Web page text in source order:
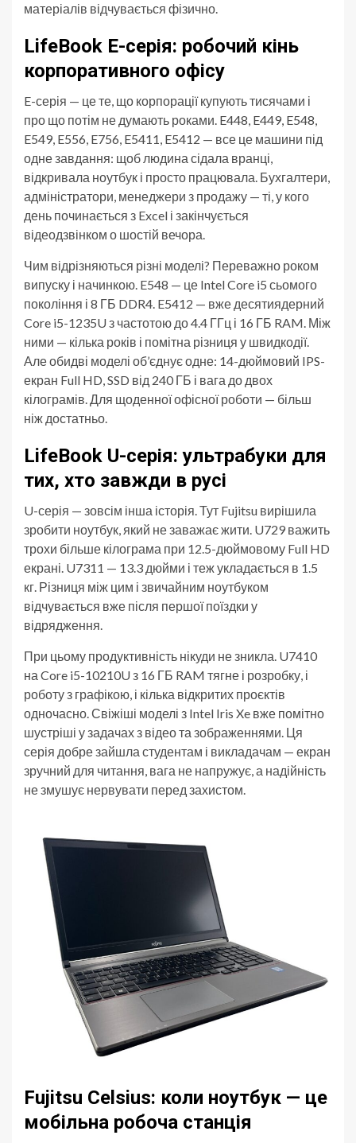
матеріалів відчувається фізично.
LifeBook E-серія: робочий кінь
корпоративного офісу
E-серія — це те, що корпорації купують тисячами і
про що потім не думають роками. E448, E449, E548,
E549, E556, E756, E5411, E5412 — все це машини під
одне завдання: щоб людина сідала вранці,
відкривала ноутбук і просто працювала. Бухгалтери,
адміністратори, менеджери з продажу — ті, у кого
день починається з Excel і закінчується
відеодзвінком о шостій вечора.
Чим відрізняються різні моделі? Переважно роком
випуску і начинкою. E548 — це Intel Core i5 сьомого
покоління і 8 ГБ DDR4. E5412 — вже десятиядерний
Core i5-1235U з частотою до 4.4 ГГц і 16 ГБ RAM. Між
ними — кілька років і помітна різниця у швидкодії.
Але обидві моделі об’єднує одне: 14-дюймовий IPS-
екран Full HD, SSD від 240 ГБ і вага до двох
кілограмів. Для щоденної офісної роботи — більш
ніж достатньо.
LifeBook U-серія: ультрабуки для
тих, хто завжди в русі
U-серія — зовсім інша історія. Тут Fujitsu вирішила
зробити ноутбук, який не заважає жити. U729 важить
трохи більше кілограма при 12.5-дюймовому Full HD
екрані. U7311 — 13.3 дюйми і теж укладається в 1.5
кг. Різниця між цим і звичайним ноутбуком
відчувається вже після першої поїздки у
відрядження.
При цьому продуктивність нікуди не зникла. U7410
на Core i5-10210U з 16 ГБ RAM тягне і розробку, і
роботу з графікою, і кілька відкритих проєктів
одночасно. Свіжіші моделі з Intel Iris Xe вже помітно
шустріші у задачах з відео та зображеннями. Ця
серія добре зайшла студентам і викладачам — екран
зручний для читання, вага не напружує, а надійність
не змушує нервувати перед захистом.
Fujitsu Celsius: коли ноутбук — це
мобільна робоча станція